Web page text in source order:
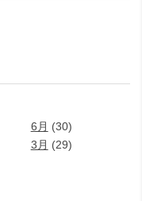
6月 (30)
3月 (29)